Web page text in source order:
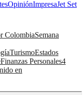
OpiniónImpresaJet Set
ColombiaSemana
TurismoEstados
Finanzas Personales4
en